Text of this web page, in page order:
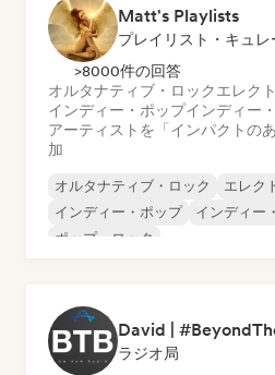
Matt's Playlists
プレイリスト・キュレ
>8000件の回答
オルタナティブ・ロックエレク
インディー・ポップインディー
アーティストを「インパクトの
加
オルタナティブ・ロック
エレク
インディー・ポップ
インディー
ポップ・ロック
ラジオ局